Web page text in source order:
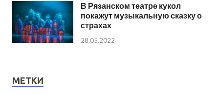
В Рязанском театре кукол
покажут музыкальную сказку о
страхах
28.05.2022
МЕТКИ